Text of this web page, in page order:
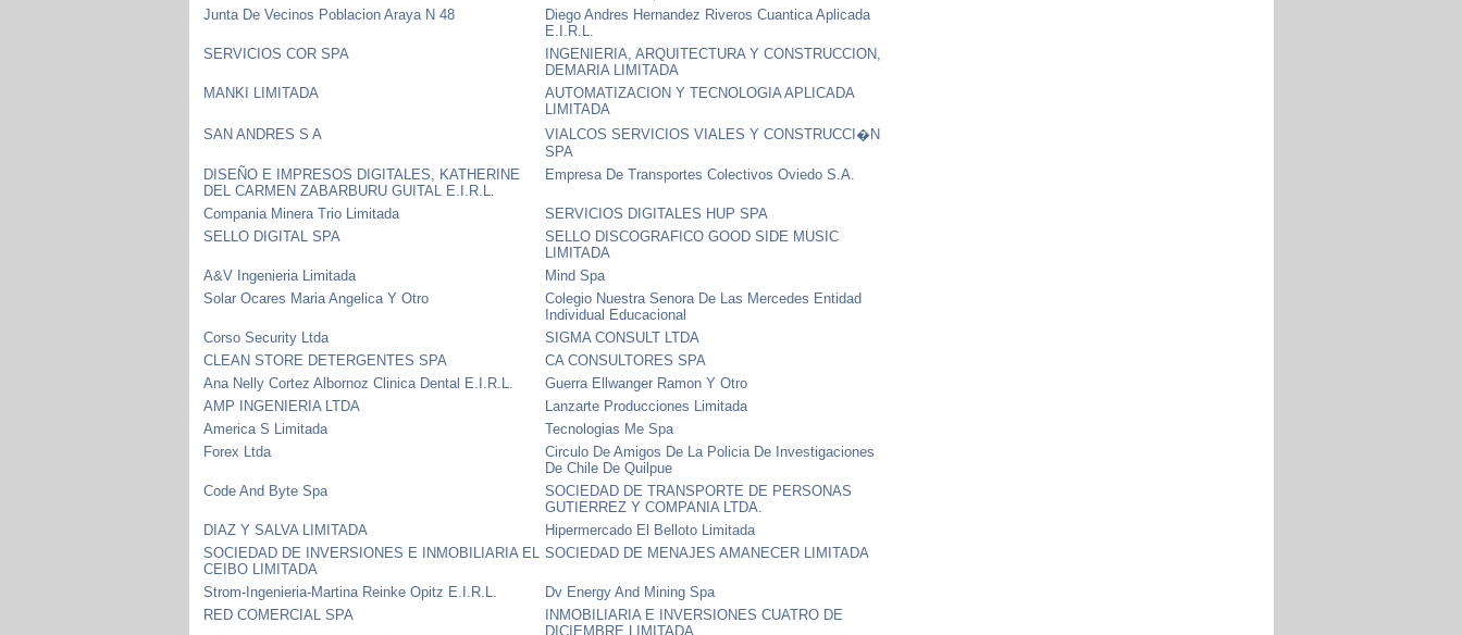
Junta De Vecinos Poblacion Araya N 48
Diego Andres Hernandez Riveros Cuantica Aplicada
E.I.R.L.
SERVICIOS COR SPA
INGENIERIA, ARQUITECTURA Y CONSTRUCCION,
DEMARIA LIMITADA
MANKI LIMITADA
AUTOMATIZACION Y TECNOLOGIA APLICADA
LIMITADA
SAN ANDRES S A
VIALCOS SERVICIOS VIALES Y CONSTRUCCI�N
SPA
DISEÑO E IMPRESOS DIGITALES, KATHERINE
DEL CARMEN ZABARBURU GUITAL E.I.R.L.
Empresa De Transportes Colectivos Oviedo S.A.
Compania Minera Trio Limitada
SERVICIOS DIGITALES HUP SPA
SELLO DIGITAL SPA
SELLO DISCOGRAFICO GOOD SIDE MUSIC
LIMITADA
A&V Ingenieria Limitada
Mind Spa
Solar Ocares Maria Angelica Y Otro
Colegio Nuestra Senora De Las Mercedes Entidad
Individual Educacional
Corso Security Ltda
SIGMA CONSULT LTDA
CLEAN STORE DETERGENTES SPA
CA CONSULTORES SPA
Ana Nelly Cortez Albornoz Clinica Dental E.I.R.L.
Guerra Ellwanger Ramon Y Otro
AMP INGENIERIA LTDA
Lanzarte Producciones Limitada
America S Limitada
Tecnologias Me Spa
Forex Ltda
Circulo De Amigos De La Policia De Investigaciones
De Chile De Quilpue
Code And Byte Spa
SOCIEDAD DE TRANSPORTE DE PERSONAS
GUTIERREZ Y COMPANIA LTDA.
DIAZ Y SALVA LIMITADA
Hipermercado El Belloto Limitada
SOCIEDAD DE INVERSIONES E INMOBILIARIA EL
CEIBO LIMITADA
SOCIEDAD DE MENAJES AMANECER LIMITADA
Strom-Ingenieria-Martina Reinke Opitz E.I.R.L.
Dv Energy And Mining Spa
RED COMERCIAL SPA
INMOBILIARIA E INVERSIONES CUATRO DE
DICIEMBRE LIMITADA